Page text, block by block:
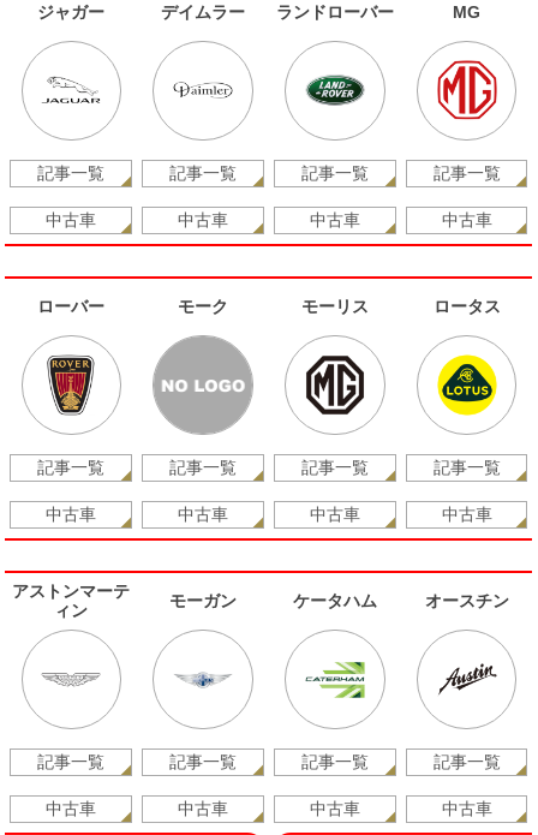
ジャガー
記事一覧
中古車
デイムラー
記事一覧
中古車
ランドローバー
記事一覧
中古車
MG
記事一覧
中古車
ローバー
記事一覧
中古車
モーク
記事一覧
中古車
モーリス
記事一覧
中古車
ロータス
記事一覧
中古車
アストンマーテ
ィン
記事一覧
中古車
モーガン
記事一覧
中古車
ケータハム
記事一覧
中古車
オースチン
記事一覧
中古車